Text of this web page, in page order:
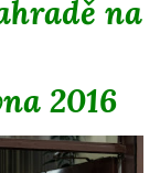
na
2016